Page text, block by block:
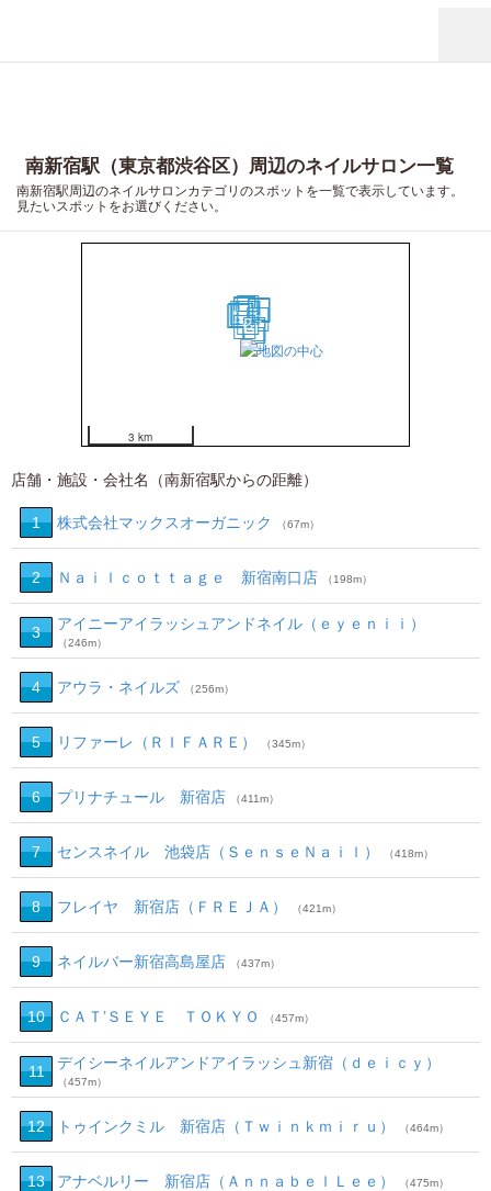
南新宿駅（東京都渋谷区）周辺のネイルサロン一覧
南新宿駅周辺のネイルサロンカテゴリのスポットを一覧で表示しています。
見たいスポットをお選びください。
123
4
5
6
7
8 9
1011
12
13
14
15
16
1718
19
20
3 km
店舗・施設・会社名（南新宿駅からの距離）
1 株式会社マックスオーガニック （67m）
2 Ｎａｉｌｃｏｔｔａｇｅ 新宿南口店 （198m）
3 アイニーアイラッシュアンドネイル（ｅｙｅｎｉｉ）
（246m）
4 アウラ・ネイルズ （256m）
5 リファーレ（ＲＩＦＡＲＥ） （345m）
6 プリナチュール 新宿店 （411m）
7 センスネイル 池袋店（ＳｅｎｓｅＮａｉｌ） （418m）
8 フレイヤ 新宿店（ＦＲＥＪＡ） （421m）
9 ネイルバー新宿高島屋店 （437m）
10 ＣＡＴ’ＳＥＹＥ ＴＯＫＹＯ （457m）
11 デイシーネイルアンドアイラッシュ新宿（ｄｅｉｃｙ）
（457m）
12 トゥインクミル 新宿店（Ｔｗｉｎｋｍｉｒｕ） （464m）
13 アナベルリー 新宿店（ＡｎｎａｂｅｌＬｅｅ） （475m）